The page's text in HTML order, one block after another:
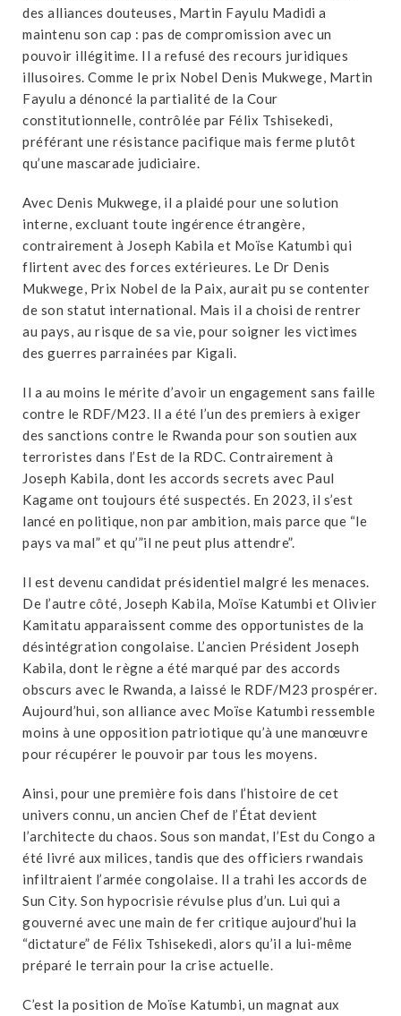
des alliances douteuses, Martin Fayulu Madidi a
maintenu son cap : pas de compromission avec un
pouvoir illégitime. Il a refusé des recours juridiques
illusoires. Comme le prix Nobel Denis Mukwege, Martin
Fayulu a dénoncé la partialité de la Cour
constitutionnelle, contrôlée par Félix Tshisekedi,
préférant une résistance pacifique mais ferme plutôt
qu’une mascarade judiciaire.
Avec Denis Mukwege, il a plaidé pour une solution
interne, excluant toute ingérence étrangère,
contrairement à Joseph Kabila et Moïse Katumbi qui
flirtent avec des forces extérieures. Le Dr Denis
Mukwege, Prix Nobel de la Paix, aurait pu se contenter
de son statut international. Mais il a choisi de rentrer
au pays, au risque de sa vie, pour soigner les victimes
des guerres parrainées par Kigali.
Il a au moins le mérite d’avoir un engagement sans faille
contre le RDF/M23. Il a été l’un des premiers à exiger
des sanctions contre le Rwanda pour son soutien aux
terroristes dans l’Est de la RDC. Contrairement à
Joseph Kabila, dont les accords secrets avec Paul
Kagame ont toujours été suspectés. En 2023, il s’est
lancé en politique, non par ambition, mais parce que “le
pays va mal” et qu’”il ne peut plus attendre”.
Il est devenu candidat présidentiel malgré les menaces.
De l’autre côté, Joseph Kabila, Moïse Katumbi et Olivier
Kamitatu apparaissent comme des opportunistes de la
désintégration congolaise. L’ancien Président Joseph
Kabila, dont le règne a été marqué par des accords
obscurs avec le Rwanda, a laissé le RDF/M23 prospérer.
Aujourd’hui, son alliance avec Moïse Katumbi ressemble
moins à une opposition patriotique qu’à une manœuvre
pour récupérer le pouvoir par tous les moyens.
Ainsi, pour une première fois dans l’histoire de cet
univers connu, un ancien Chef de l’État devient
l’architecte du chaos. Sous son mandat, l’Est du Congo a
été livré aux milices, tandis que des officiers rwandais
infiltraient l’armée congolaise. Il a trahi les accords de
Sun City. Son hypocrisie révulse plus d’un. Lui qui a
gouverné avec une main de fer critique aujourd’hui la
“dictature” de Félix Tshisekedi, alors qu’il a lui-même
préparé le terrain pour la crise actuelle.
C’est la position de Moïse Katumbi, un magnat aux